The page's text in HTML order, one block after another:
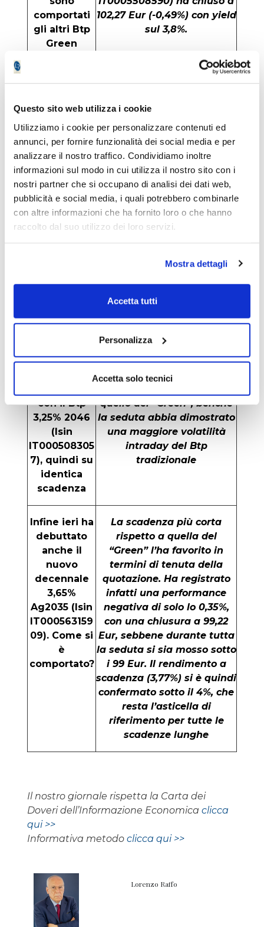
Questo sito web utilizza i cookie
Utilizziamo i cookie per personalizzare contenuti ed
annunci, per fornire funzionalità dei social media e per
analizzare il nostro traffico. Condividiamo inoltre
informazioni sul modo in cui utilizza il nostro sito con i
nostri partner che si occupano di analisi dei dati web,
pubblicità e social media, i quali potrebbero combinarle
con altre informazioni che ha fornito loro o che hanno
raccolto dal suo utilizzo dei loro servizi.
Mostra dettagli
Accetta tutti
Personalizza
Accetta solo tecnici
comportati
gli altri Btp
Green
102,27 Eur (-0,49%) con yield
sul 3,8%.
Il 4,05% 2037 (Isin
(-0,44%) con yield al 4%.
L’1,5% 2045 (Isin
IT0005438004) è stato
quello maggiormente
colpito dalle vendite, con
chiusura a 64,2 Eur (-0,97%)
con yield sul 4%.
Il confronto evidenzia una
incertezza per tutti i Btp,
sebbene i “Green” si siano
comportati mediamente
con duration
corrispondente
con il Btp
3,25% 2046
(Isin
IT000508305
7), quindi su
identica
scadenza
Il rendimento è
quello del “Green”, benché
la seduta abbia dimostrato
una maggiore volatilità
intraday del Btp
tradizionale
Infine ieri ha
debuttato
anche il
nuovo
decennale
3,65%
Ag2035 (Isin
IT000563159
09). Come si
è
comportato?
La scadenza più corta
rispetto a quella del
“Green” l’ha favorito in
termini di tenuta della
quotazione. Ha registrato
infatti una performance
negativa di solo lo 0,35%,
con una chiusura a 99,22
Eur, sebbene durante tutta
la seduta si sia mosso sotto
i 99 Eur. Il rendimento a
scadenza (3,77%) si è quindi
confermato sotto il 4%, che
resta l’asticella di
riferimento per tutte le
scadenze lunghe
Il nostro giornale rispetta la Carta dei
Doveri dell’Informazione Economica clicca
qui >>
Informativa metodo clicca qui >>
Lorenzo Raffo